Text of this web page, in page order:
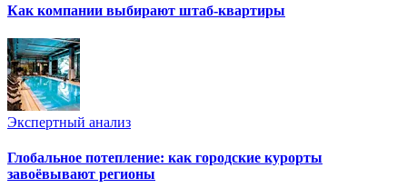
Как компании выбирают штаб-квартиры
Экспертный анализ
Глобальное потепление: как городские курорты
завоёвывают регионы